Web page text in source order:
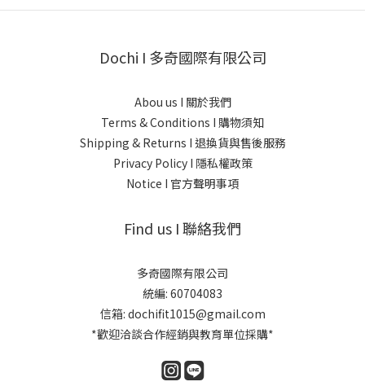
Dochi I 多奇國際有限公司
Abou us I 關於我們
Terms & Conditions I 購物須知
Shipping & Returns I 退換貨與售後服務
Privacy Policy I 隱私權政策
Notice I 官方聲明事項
Find us I 聯絡我們
多奇國際有限公司
統編: 60704083
信箱: dochifit1015@gmail.com
*歡迎洽談合作經銷與教育單位採購*